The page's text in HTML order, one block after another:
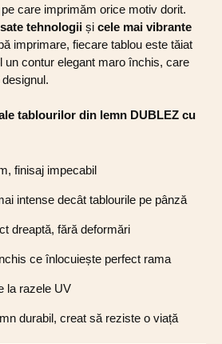
pe care imprimăm orice motiv dorit.
tehnologii și cele mai vibrante
imprimare, fiecare tablou este tăiat
un contur elegant maro închis, care
tablourilor din lemn DUBLEZ cu
finisaj impecabil
intense decât tablourile pe pânză
dreaptă, fără deformări
ce înlocuiește perfect rama
la razele UV
durabil, creat să reziste o viață